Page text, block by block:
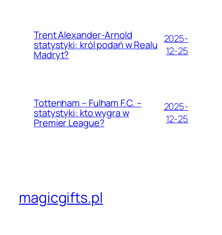
Trent Alexander-Arnold
statystyki: król podań w Realu
Madryt?
2025-
12-25
Tottenham – Fulham F.C. –
statystyki: kto wygra w
Premier League?
2025-
12-25
magicgifts.pl